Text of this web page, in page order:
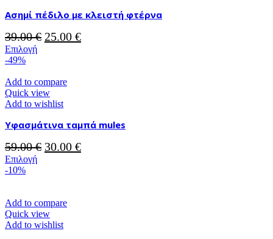
Ασημί πέδιλο με κλειστή φτέρνα
39.00€ Original
39.00 €.
25.00 €Η
ΕπιλογήΑυτό
έχει
πολλαπλές
παραλλαγές.
επιλογές
να
επιλεγούν
προϊόντος
-49%
Add to compare
Quick view
Add to wishlist
Υφασμάτινα ταμπά mules
59.00€ Original
30.00 €Η
ΕπιλογήΑυτό
πολλαπλές
παραλλαγές.
Οι
-10%
Add to compare
Quick view
Add to wishlist